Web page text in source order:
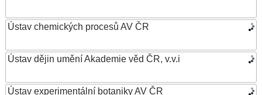
Ústav chemických procesů AV ČR
Ústav dějin umění Akademie věd ČR, v.v.i
Ústav experimentální botaniky AV ČR